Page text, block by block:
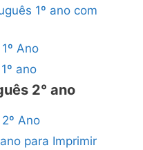
1º ano com
Ano
ano
2° ano
Ano
para Imprimir